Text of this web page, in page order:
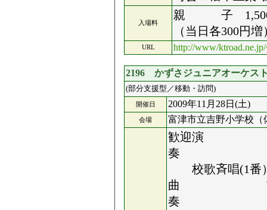
入場料
親 子 1,500円
（当日各300円増
URL http://www/
2196 かずさジュニアオーケス
(部分支援型／移動・訪問)
開催日 2009年11月28日(土)
会場 富津市立吉野小学校（
歓迎演
校歌斉唱(1
曲 吉野小学
奏 「エグモ